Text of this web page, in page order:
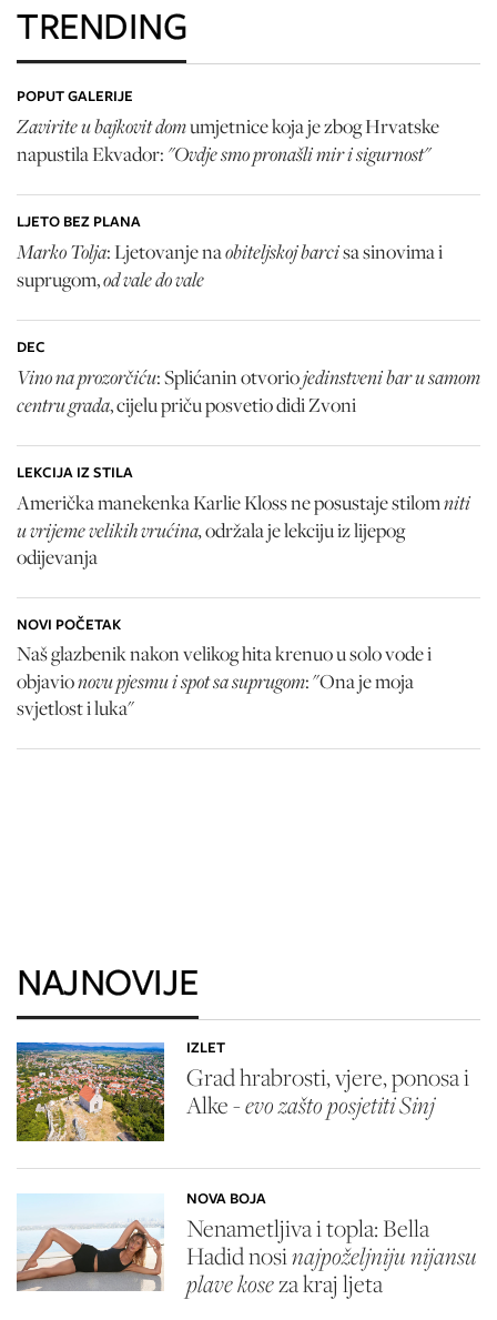
TRENDING
POPUT GALERIJE
Zavirite u bajkovit domumjetnice koja je zbog Hrvatske
napustila Ekvador: "Ovdje smo pronašli mir i sigurnost"
LJETO BEZ PLANA
Marko Tolja: Ljetovanje naobiteljskoj barcisa sinovima i
suprugom,od vale do vale
DEC
Vino na prozorčiću: Splićanin otvoriojedinstveni bar u samom
centru grada, cijelu priču posvetio didi Zvoni
LEKCIJA IZ STILA
Američka manekenka Karlie Kloss ne posustaje stilomniti
u vrijeme velikih vrućina,održala je lekciju iz lijepog
odijevanja
NOVI POČETAK
Naš glazbenik nakon velikog hita krenuo u solo vode i
objavionovu pjesmu i spot sa suprugom: "Ona je moja
svjetlost i luka"
NAJNOVIJE
IZLET
Grad hrabrosti, vjere, ponosa i
Alke -evo zašto posjetiti Sinj
NOVA BOJA
Nenametljiva i topla: Bella
Hadid nosinajpoželjniju nijansu
plave koseza kraj ljeta